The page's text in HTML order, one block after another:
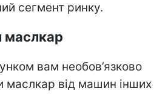
сегмент ринку.
маслкар
вам необов’язково
маслкар від машин інших